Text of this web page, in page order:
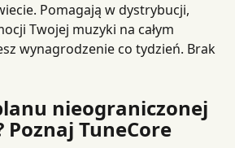
Pomagają w dystrybucji,
Twojej muzyki na całym
wynagrodzenie co tydzień. Brak
nieograniczonej
TuneCore